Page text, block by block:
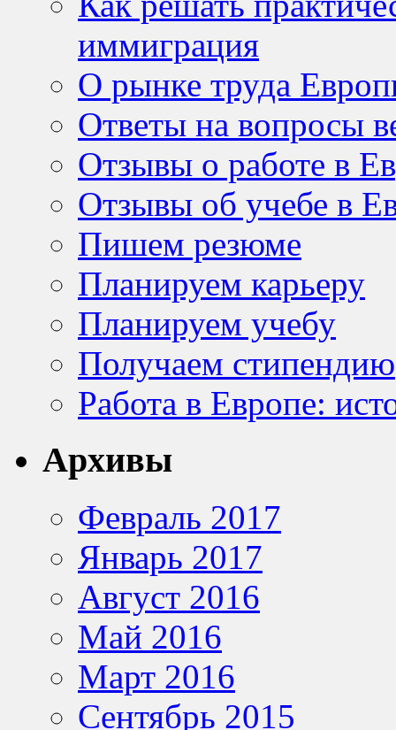
иммиграция
О рынке труда
Ответы на вопросы
Отзывы о работе в
Отзывы об учебе в
Пишем резюме
Планируем карьеру
Планируем учебу
Получаем стипендию
Работа в Европе:
Архивы
Февраль 2017
Январь 2017
Август 2016
Май 2016
Март 2016
Сентябрь 2015